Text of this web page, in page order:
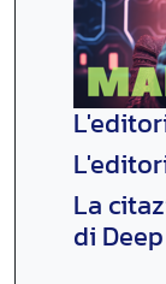
La
di